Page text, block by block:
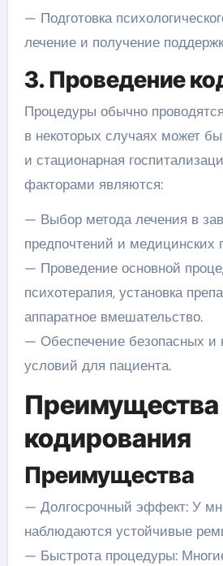
— Подготовка
лечение и получение
3. Проведение
Процедуры обычно
в некоторых случаях может
и стационарная
факторами являются:
— Выбор метода лечения в
предпочтений и медицинских
— Проведение основной
психотерапия, установка
аппаратное вмешательство.
— Обеспечение безопасных и
условий для пациента.
Преимущества
кодирования
Преимущества
— Долгосрочный эффект: У
наблюдаются устойчивые
— Быстрота процедуры: